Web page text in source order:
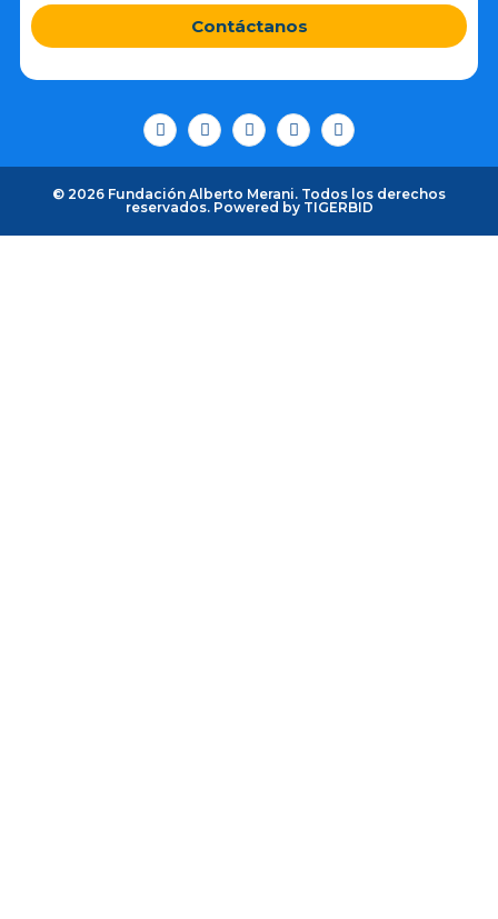
Contáctanos
© 2026 Fundación Alberto Merani. Todos los derechos
reservados. Powered by TIGERBID